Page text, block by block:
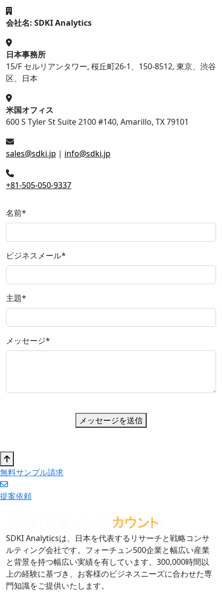
会社名: SDKI Analytics
日本事務所
15/F セルリアンタワー, 桜丘町26-1、150-8512, 東京、渋谷
区、日本
米国オフィス
600 S Tyler St Suite 2100 #140, Amarillo, TX 79101
sales@sdki.jp | info@sdki.jp
+81-505-050-9337
名前*
ビジネスメール*
主題*
メッセージ*
メッセージを送信
無料サンプル請求
提案依頼
SDKI Analyticsは、日本を代表するリサーチと戦略コンサ
ルティング会社です。フォーチュン500企業と幅広い産業
と背景を持つ幅広い実績を有しています。300,000時間以
上の経験に基づき、お客様のビジネスニーズに合わせた専
門知識をご提供いたします。